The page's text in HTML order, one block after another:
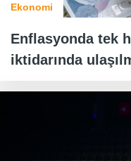
Ekonomi
Enflasyonda tek
iktidarında